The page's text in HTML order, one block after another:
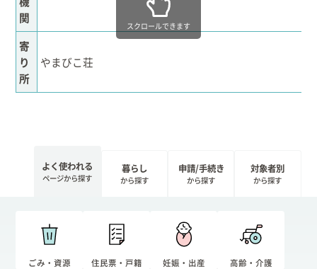
関
寄
り
所
やまびこ荘
スクロールできます
よく使われる
ページから探す
暮らし
から探す
申請/手続き
から探す
対象者別
から探す
ごみ・資源 住民票・戸籍 妊娠・出産 高齢・介護